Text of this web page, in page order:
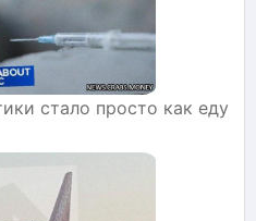
стало просто как еду